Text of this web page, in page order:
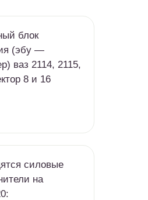
блок
(эбу —
ваз 2114, 2115,
8 и 16
силовые
на